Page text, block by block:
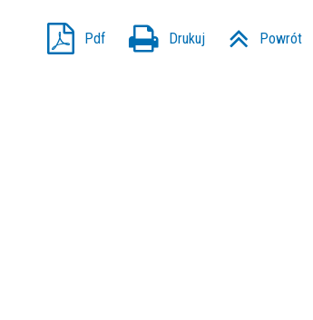
Pdf Drukuj Powrót